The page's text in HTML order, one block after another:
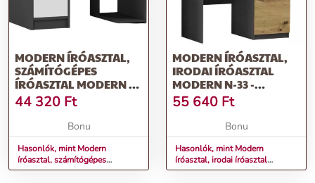
MODERN ÍRÓASZTAL,
SZÁMÍTÓGÉPES
ÍRÓASZTAL MODERN N-
10 - KÜLÖNBÖZŐ
SZÍNVÁLTOZATOKBAN
ANTRACIT MIX FEHÉR
44 320 Ft
Bonu
Hasonlók, mint Modern
íróasztal, számítógépes
íróasztal MODERN N-10 -
MODERN ÍRÓASZTAL,
IRODAI ÍRÓASZTAL
MODERN N-33 -
KÜLÖNBÖZŐ
SZÍNVÁLTOZATOKBAN
ANTRACIT MIX ARTISAN
55 640 Ft
Bonu
Hasonlók, mint Modern
íróasztal, irodai íróasztal
MODERN N-33 - különböző